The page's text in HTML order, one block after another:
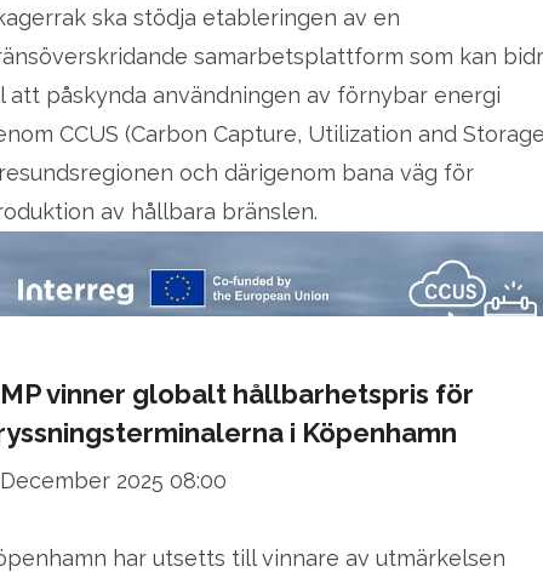
ska stödja etableringen av en
samarbetsplattform som kan
att påskynda användningen av förnybar energi
CCUS (Carbon Capture, Utilization and
och därigenom bana väg för
av hållbara bränslen.
vinner globalt hållbarhetspris för
i Köpenhamn
2025 08:00
har utsetts till vinnare av utmärkelsen